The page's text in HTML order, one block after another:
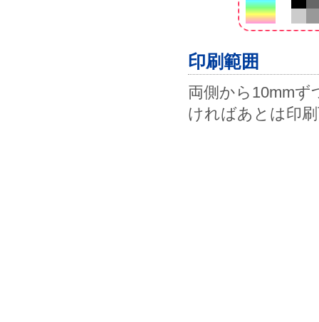
印刷範囲
両側から10mmず
ければあとは印